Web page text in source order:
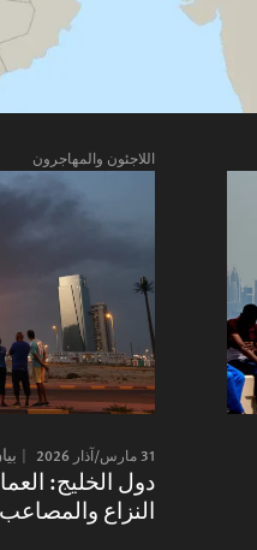
اللاجئون والمهاجرون
31 مارس/آذار 2026
دول الخليج:
النزاع والمصاعب